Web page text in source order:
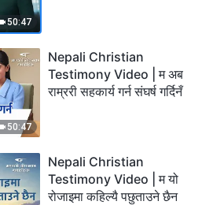
50:47
50:47
Nepali Christian
Testimony Video | म अब
राम्ररी सहकार्य गर्न संघर्ष गर्दिनँ
Nepali Christian
Testimony Video | म यो
रोजाइमा कहिल्यै पछुताउने छैन